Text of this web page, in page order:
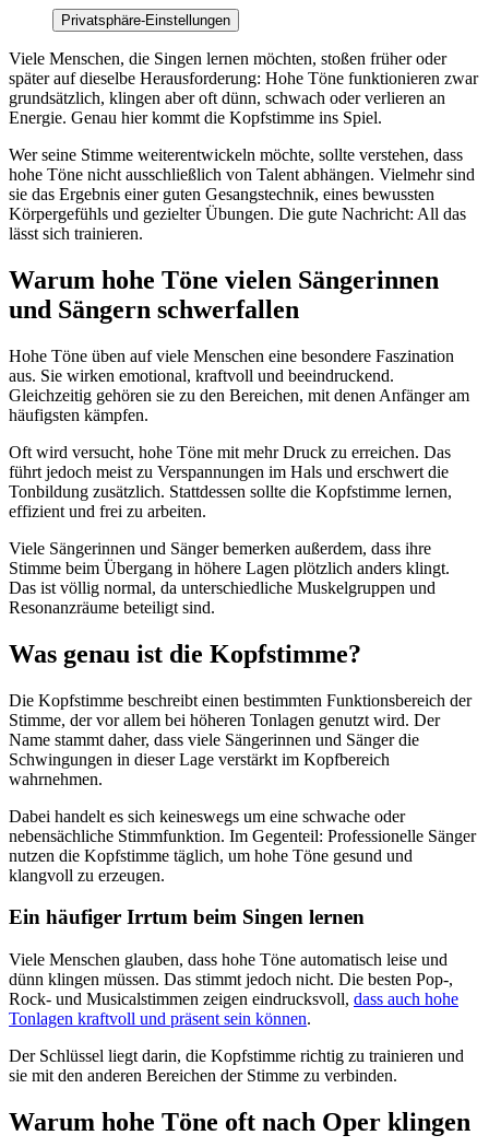
Privatsphäre-Einstellungen
Viele Menschen, die Singen lernen möchten, stoßen früher oder
später auf dieselbe Herausforderung: Hohe Töne funktionieren zwar
grundsätzlich, klingen aber oft dünn, schwach oder verlieren an
Energie. Genau hier kommt die Kopfstimme ins Spiel.
Wer seine Stimme weiterentwickeln möchte, sollte verstehen, dass
hohe Töne nicht ausschließlich von Talent abhängen. Vielmehr sind
sie das Ergebnis einer guten Gesangstechnik, eines bewussten
Körpergefühls und gezielter Übungen. Die gute Nachricht: All das
lässt sich trainieren.
Warum hohe Töne vielen Sängerinnen
und Sängern schwerfallen
Hohe Töne üben auf viele Menschen eine besondere Faszination
aus. Sie wirken emotional, kraftvoll und beeindruckend.
Gleichzeitig gehören sie zu den Bereichen, mit denen Anfänger am
häufigsten kämpfen.
Oft wird versucht, hohe Töne mit mehr Druck zu erreichen. Das
führt jedoch meist zu Verspannungen im Hals und erschwert die
Tonbildung zusätzlich. Stattdessen sollte die Kopfstimme lernen,
effizient und frei zu arbeiten.
Viele Sängerinnen und Sänger bemerken außerdem, dass ihre
Stimme beim Übergang in höhere Lagen plötzlich anders klingt.
Das ist völlig normal, da unterschiedliche Muskelgruppen und
Resonanzräume beteiligt sind.
Was genau ist die Kopfstimme?
Die Kopfstimme beschreibt einen bestimmten Funktionsbereich der
Stimme, der vor allem bei höheren Tonlagen genutzt wird. Der
Name stammt daher, dass viele Sängerinnen und Sänger die
Schwingungen in dieser Lage verstärkt im Kopfbereich
wahrnehmen.
Dabei handelt es sich keineswegs um eine schwache oder
nebensächliche Stimmfunktion. Im Gegenteil: Professionelle Sänger
nutzen die Kopfstimme täglich, um hohe Töne gesund und
klangvoll zu erzeugen.
Ein häufiger Irrtum beim Singen lernen
Viele Menschen glauben, dass hohe Töne automatisch leise und
dünn klingen müssen. Das stimmt jedoch nicht. Die besten Pop-,
Rock- und Musicalstimmen zeigen eindrucksvoll, dass auch hohe
Tonlagen kraftvoll und präsent sein können.
Der Schlüssel liegt darin, die Kopfstimme richtig zu trainieren und
sie mit den anderen Bereichen der Stimme zu verbinden.
Warum hohe Töne oft nach Oper klingen